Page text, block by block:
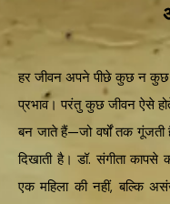
हर जीवन अपने पीछे कुछ न कुछ
प्रभाव। परंतु कुछ जीवन ऐसे
बन जाते हैं—जो वर्षों तक गूंजती
दिखाती है। डॉ. संगीता
एक महिला की नहीं, बल्कि